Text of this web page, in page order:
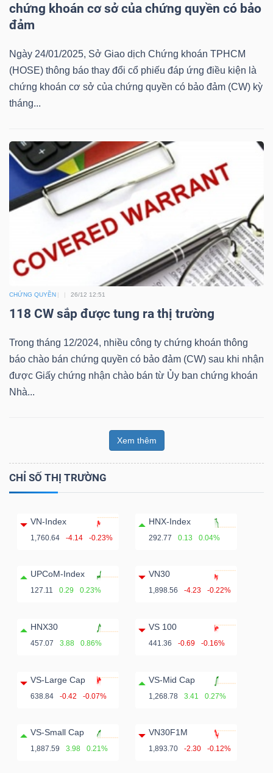
chứng khoán cơ sở của chứng quyền có bảo
đảm
Ngày 24/01/2025, Sở Giao dịch Chứng khoán TPHCM
(HOSE) thông báo thay đổi cổ phiếu đáp ứng điều kiện là
chứng khoán cơ sở của chứng quyền có bảo đảm (CW) kỳ
tháng...
CHỨNG QUYỀN 26/12 12:51
118 CW sắp được tung ra thị trường
Trong tháng 12/2024, nhiều công ty chứng khoán thông
báo chào bán chứng quyền có bảo đảm (CW) sau khi nhận
được Giấy chứng nhận chào bán từ Ủy ban chứng khoán
Nhà...
Xem thêm
CHỈ SỐ THỊ TRƯỜNG
VN-Index
1,760.64 -4.14 -0.23%
HNX-Index
292.77 0.13 0.04%
UPCoM-Index
127.11 0.29 0.23%
VN30
1,898.56 -4.23 -0.22%
HNX30
457.07 3.88 0.86%
VS 100
441.36 -0.69 -0.16%
VS-Large Cap
638.84 -0.42 -0.07%
VS-Mid Cap
1,268.78 3.41 0.27%
VS-Small Cap
1,887.59 3.98 0.21%
VN30F1M
1,893.70 -2.30 -0.12%
Mã
chứng
(-)
Tất cả Cổ phiếu Chỉ số Chứng chỉ quỹ Chứng
đạo
(-)
Tất cả Người nội bộ Người liên quan Cổ đông lớn
Bài
viết
tác
giả
(-)
tích
(-)
Thuật
ngữ
(-)
Đào